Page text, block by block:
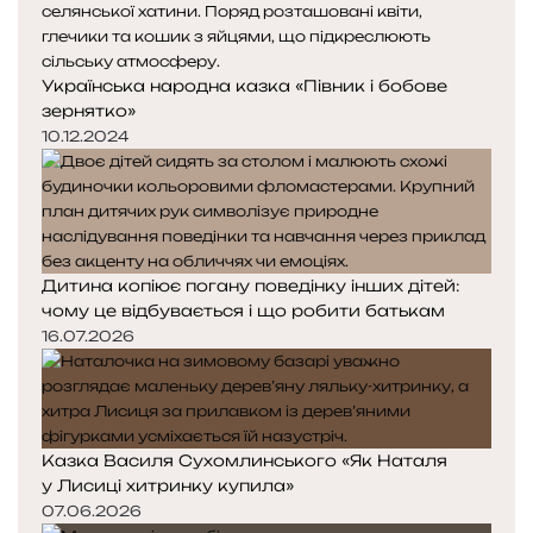
Українська народна казка «Півник і бобове
зернятко»
10.12.2024
Дитина копіює погану поведінку інших дітей:
чому це відбувається і що робити батькам
16.07.2026
Казка Василя Сухомлинського «Як Наталя
у Лисиці хитринку купила»
07.06.2026